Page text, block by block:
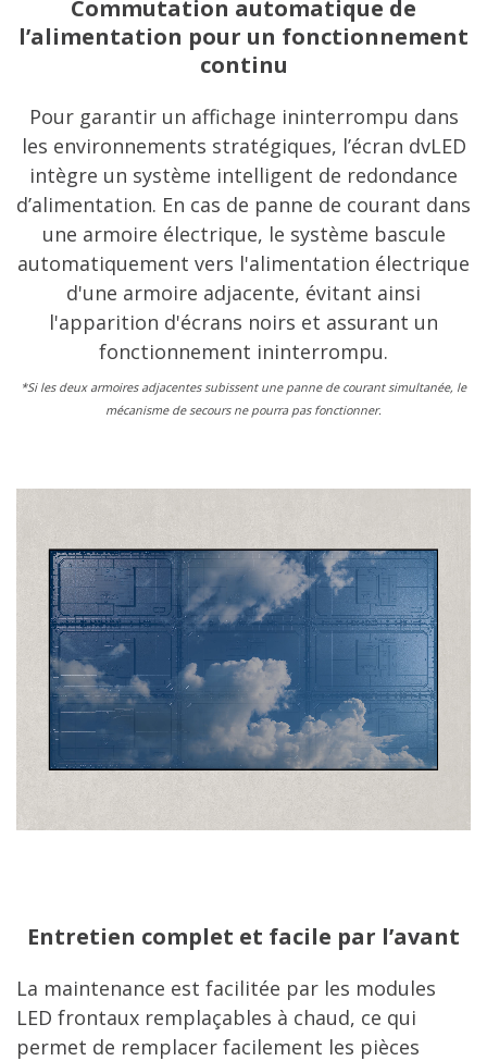
Commutation automatique de
l’alimentation pour un fonctionnement
continu
Pour garantir un affichage ininterrompu dans
les environnements stratégiques, l’écran dvLED
intègre un système intelligent de redondance
d’alimentation. En cas de panne de courant dans
une armoire électrique, le système bascule
automatiquement vers l'alimentation électrique
d'une armoire adjacente, évitant ainsi
l'apparition d'écrans noirs et assurant un
fonctionnement ininterrompu.
*Si les deux armoires adjacentes subissent une panne de courant simultanée, le
mécanisme de secours ne pourra pas fonctionner.
Entretien complet et facile par l’avant
La maintenance est facilitée par les modules
LED frontaux remplaçables à chaud, ce qui
permet de remplacer facilement les pièces